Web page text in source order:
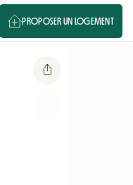
PROPOSER UN LOGEMENT